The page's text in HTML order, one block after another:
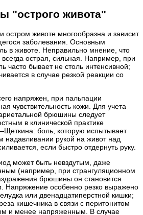
"острого живота"
остром животе многообразна и зависит
заболевания. Основным
в животе. Неправильно мнение, что
острая, сильная. Например, при
часто бывает не столь интенсивной;
в случае резкой реакции со
напряжен, при пальпации
чувствительность кожи. Для учета
брюшины следует
в клинической практике
боль, которую испытывает
надавливании рукой на живот над
если быстро отдернуть руку.
может быть невздутым, даже
(например, при странгуляционном
брюшины он становится
Напряжение особенно резко выражено
или двенадцатиперстной кишки;
кишечника в связи с перитонитом
и менее напряженным. В случае